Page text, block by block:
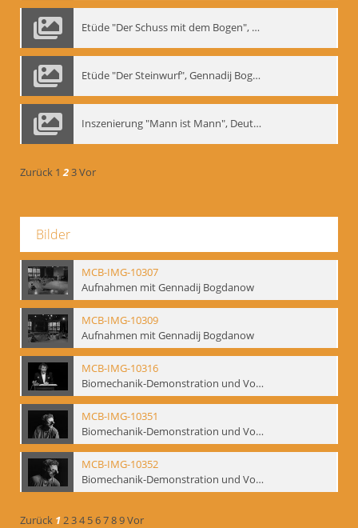
Etüde "Der Schuss mit dem Bogen", Gennadij Bogdanow
Etüde "Der Steinwurf", Gennadij Bogdanow
Inszenierung "Mann ist Mann", Deutsches Theater Berlin, 1997
Zurück 1 23Vor
Bilder
MCB-IMG-10307
Aufnahmen mit Gennadij Bogdanow
MCB-IMG-10309
Aufnahmen mit Gennadij Bogdanow
MCB-IMG-10316
Biomechanik-Demonstration und Vortrag, Berliner Ensemble, 04.10.1991
MCB-IMG-10351
Biomechanik-Demonstration und Vortrag, Berliner Ensemble, 04.10.1991
MCB-IMG-10352
Biomechanik-Demonstration und Vortrag, Berliner Ensemble, 04.10.1991
Zurück 1234 56789Vor